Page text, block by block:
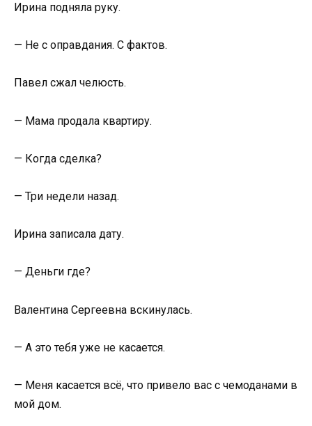
Ирина подняла руку.
— Не с оправдания. С фактов.
Павел сжал челюсть.
— Мама продала квартиру.
— Когда сделка?
— Три недели назад.
Ирина записала дату.
— Деньги где?
Валентина Сергеевна вскинулась.
— А это тебя уже не касается.
— Меня касается всё, что привело вас с чемоданами в
мой дом.